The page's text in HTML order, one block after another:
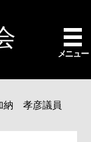
メニュー
納 孝彦議員